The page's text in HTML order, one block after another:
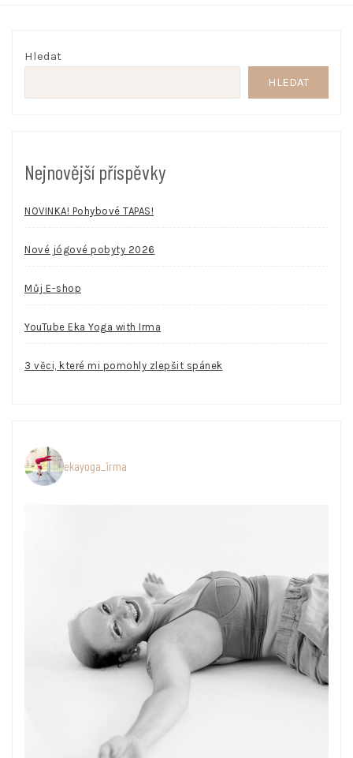
Hledat
HLEDAT
Nejnovější příspěvky
NOVINKA! Pohybové TAPAS!
Nové jógové pobyty 2026
Můj E-shop
YouTube Eka Yoga with Irma
3 věci, které mi pomohly zlepšit spánek
ekayoga_irma